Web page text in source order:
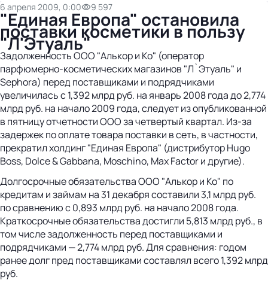
6 апреля 2009, 0:00 9 597
"Единая Европа" остановила
поставки косметики в пользу
"Л'Этуаль"
Задолженность ООО "Алькор и Ко" (оператор
парфюмерно-косметических магазинов "Л`Этуаль" и
Sephora) перед поставщиками и подрядчиками
увеличилась с 1,392 млрд руб. на январь 2008 года до 2,774
млрд руб. на начало 2009 года, следует из опубликованной
в пятницу отчетности ООО за четвертый квартал. Из-за
задержек по оплате товара поставки в сеть, в частности,
прекратил холдинг "Единая Европа" (дистрибутор Hugo
Boss, Dolce & Gabbana, Moschino, Max Factor и другие).
Долгосрочные обязательства ООО "Алькор и Ко" по
кредитам и займам на 31 декабря составили 3,1 млрд руб.
по сравнению с 0,893 млрд руб. на начало 2008 года.
Краткосрочные обязательства достигли 5,813 млрд руб., в
том числе задолженность перед поставщиками и
подрядчиками — 2,774 млрд руб. Для сравнения: годом
ранее долг пред поставщиками составлял всего 1,392 млрд
руб.